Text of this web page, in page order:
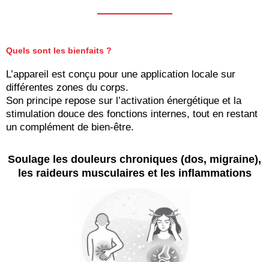
Quels sont les bienfaits ?
L’appareil est conçu pour une application locale sur
différentes zones du corps.
Son principe repose sur l’activation énergétique et la
stimulation douce des fonctions internes, tout en restant
un complément de bien-être.
Soulage les douleurs chroniques (dos, migraine),
les raideurs musculaires et les inflammations